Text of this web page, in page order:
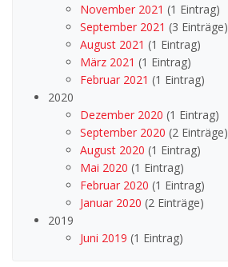
November 2021 (1 Eintrag)
September 2021 (3 Einträge)
August 2021 (1 Eintrag)
März 2021 (1 Eintrag)
Februar 2021 (1 Eintrag)
2020
Dezember 2020 (1 Eintrag)
September 2020 (2 Einträge)
August 2020 (1 Eintrag)
Mai 2020 (1 Eintrag)
Februar 2020 (1 Eintrag)
Januar 2020 (2 Einträge)
2019
Juni 2019 (1 Eintrag)